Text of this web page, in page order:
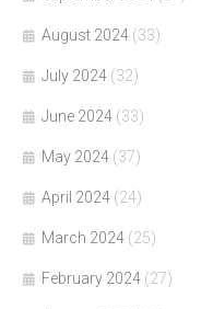
August 2024 (33)
July 2024 (32)
June 2024 (33)
May 2024 (37)
April 2024 (24)
March 2024 (25)
February 2024 (27)